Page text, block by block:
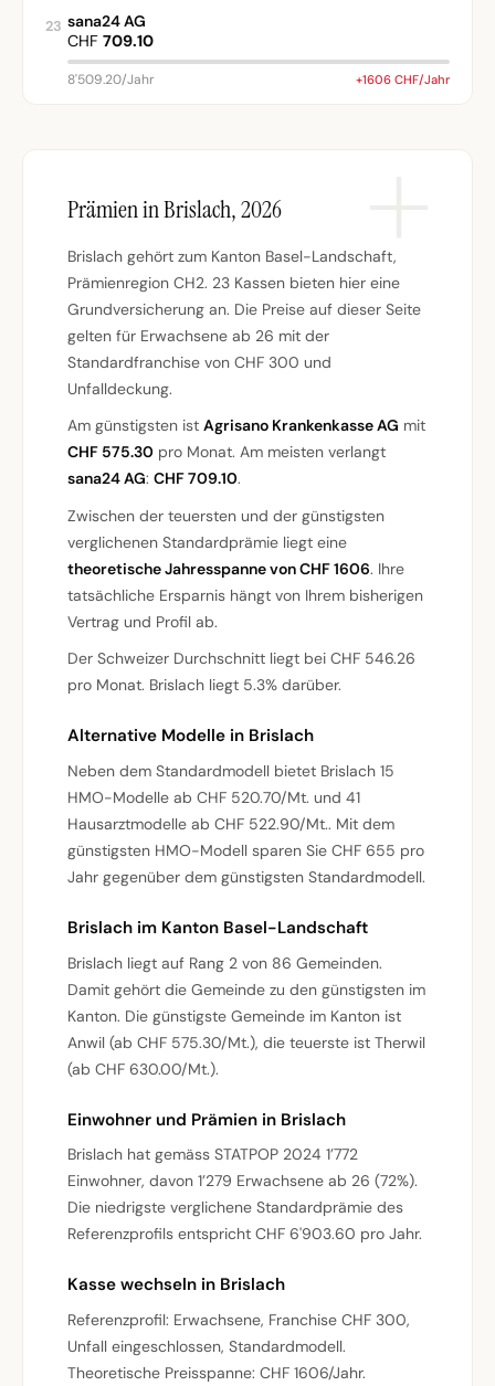
23 sana24 AG
CHF 709.10
8'509.20/Jahr +1606 CHF/Jahr
Prämien in Brislach, 2026
Brislach gehört zum Kanton Basel-Landschaft,
Prämienregion CH2. 23 Kassen bieten hier eine
Grundversicherung an. Die Preise auf dieser Seite
gelten für Erwachsene ab 26 mit der
Standardfranchise von CHF 300 und
Unfalldeckung.
Am günstigsten ist Agrisano Krankenkasse AG mit
CHF 575.30 pro Monat. Am meisten verlangt
sana24 AG: CHF 709.10.
Zwischen der teuersten und der günstigsten
verglichenen Standardprämie liegt eine
theoretische Jahresspanne von CHF 1606. Ihre
tatsächliche Ersparnis hängt von Ihrem bisherigen
Vertrag und Profil ab.
Der Schweizer Durchschnitt liegt bei CHF 546.26
pro Monat. Brislach liegt 5.3% darüber.
Alternative Modelle in Brislach
Neben dem Standardmodell bietet Brislach 15
HMO-Modelle ab CHF 520.70/Mt. und 41
Hausarztmodelle ab CHF 522.90/Mt.. Mit dem
günstigsten HMO-Modell sparen Sie CHF 655 pro
Jahr gegenüber dem günstigsten Standardmodell.
Brislach im Kanton Basel-Landschaft
Brislach liegt auf Rang 2 von 86 Gemeinden.
Damit gehört die Gemeinde zu den günstigsten im
Kanton. Die günstigste Gemeinde im Kanton ist
Anwil (ab CHF 575.30/Mt.), die teuerste ist Therwil
(ab CHF 630.00/Mt.).
Einwohner und Prämien in Brislach
Brislach hat gemäss STATPOP 2024 1’772
Einwohner, davon 1’279 Erwachsene ab 26 (72%).
Die niedrigste verglichene Standardprämie des
Referenzprofils entspricht CHF 6'903.60 pro Jahr.
Kasse wechseln in Brislach
Referenzprofil: Erwachsene, Franchise CHF 300,
Unfall eingeschlossen, Standardmodell.
Theoretische Preisspanne: CHF 1606/Jahr.